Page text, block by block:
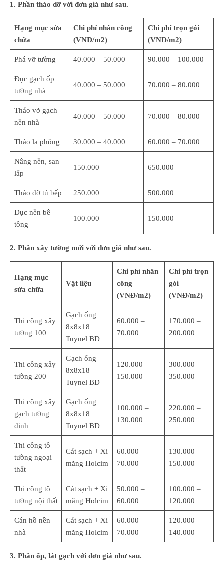
1. Phần tháo dỡ với đơn giá như sau.
Hạng mục sửa
chữa
Chi phí nhân công
(VNĐ/m2)
Chi phí trọn gói
(VNĐ/m2)
Phá vỡ tường 40.000 – 50.000 90.000 – 100.000
Đục gạch ốp
tường nhà
40.000 – 50.000 70.000 – 80.000
Tháo vỡ gạch
nền nhà
40.000 – 50.000 70.000 – 80.000
Tháo la phông 30.000 – 40.000 60.000 – 70.000
Nâng nền, san
lấp
150.000 650.000
Tháo dỡ tủ bếp 250.000 500.000
Đục nền bê
tông
100.000 150.000
2. Phần xây tường mới với đơn giá như sau.
Hạng mục
sửa chữa
Vật liệu
Chi phí nhân
công
(VNĐ/m2)
Chi phí trọn
gói
(VNĐ/m2)
Thi công xây
tường 100
Gạch ống
8x8x18
Tuynel BD
60.000 –
70.000
170.000 –
200.000
Thi công xây
tường 200
Gạch ống
8x8x18
Tuynel BD
120.000 –
150.000
300.000 –
350.000
Thi công xây
gạch tường
đinh
Gạch ống
8x8x18
Tuynel BD
100.000 –
130.000
220.000 –
250.000
Thi công tô
tường ngoại
thất
Cát sạch + Xi
măng Holcim
60.000 –
70.000
130.000 –
150.000
Thi công tô
tường nội thất
Cát sạch + Xi
măng Holcim
50.000 –
60.000
100.000 –
120.000
Cán hồ nền
nhà
Cát sạch + Xi
măng Holcim
60.000 –
70.000
120.000 –
140.000
3. Phần ốp, lát gạch với đơn giá như sau.